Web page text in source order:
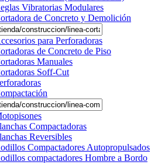
Vibratorias Modulares
de Concreto y Demolición
para Perforadoras
de Concreto de Piso
Manuales
Soff-Cut
Compactadoras
Reversibles
Compactadores Autopropulsados
compactadores Hombre a Bordo